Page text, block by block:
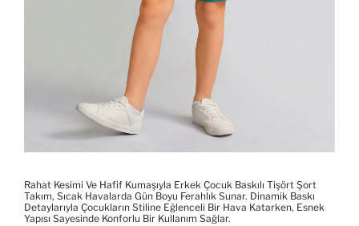
Rahat Kesimi Ve Hafif Kumaşıyla Erkek Çocuk Baskılı Tişört Şort
Takım, Sıcak Havalarda Gün Boyu Ferahlık Sunar. Dinamik Baskı
Detaylarıyla Çocukların Stiline Eğlenceli Bir Hava Katarken, Esnek
Yapısı Sayesinde Konforlu Bir Kullanım Sağlar.